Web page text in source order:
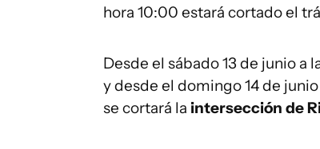
hora 10:00 estará cortado el
Desde el sábado 13 de junio a
y desde el domingo 14 de
se cortará la intersección de